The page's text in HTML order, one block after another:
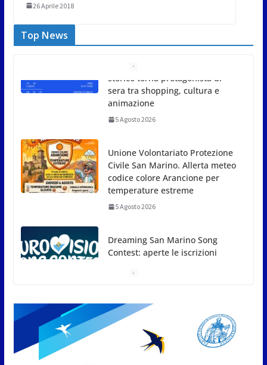
26 Aprile 2018
Top News
Unione Volontariato Protezione
Civile San Marino. Allerta meteo
codice colore Arancione per
Dreaming San Marino Song
Contest: aperte le iscrizioni
all’edizione 2026-2027
Compak: Renato Ragini vince il
Pesca sportiva, tre prove di
campionato tra acque dolci e di